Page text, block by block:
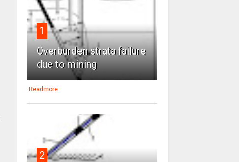
1
Overburden strata failure
due to mining
Readmore
2